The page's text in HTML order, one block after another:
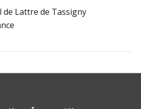
de Lattre de Tassigny